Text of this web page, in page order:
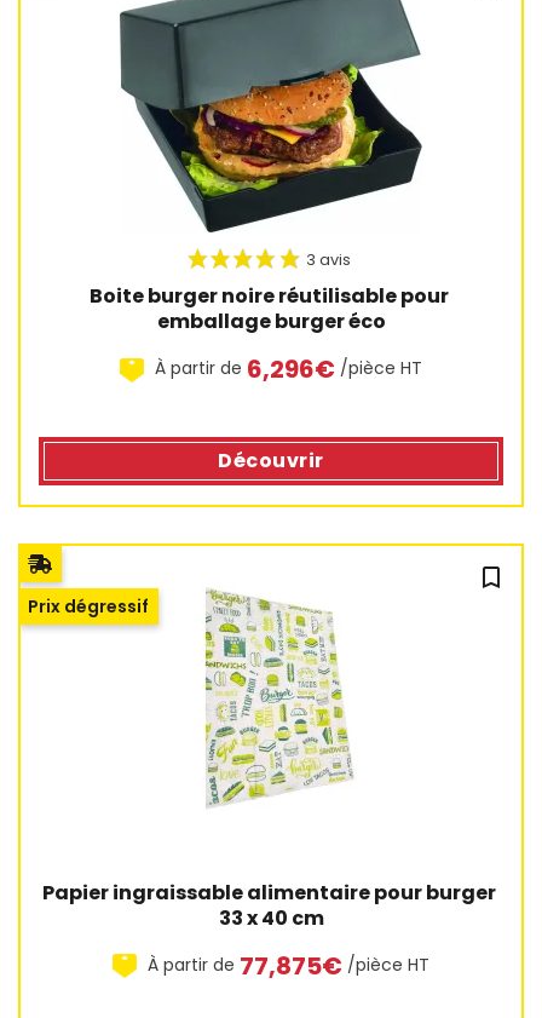
Boite burger noire réutilisable pour
emballage burger éco
À partir de 6,296€ /pièce HT
Découvrir
bookmark_outline
Papier ingraissable alimentaire pour burger
33 x 40 cm
À partir de 77,875€ /pièce HT
Prix dégressif